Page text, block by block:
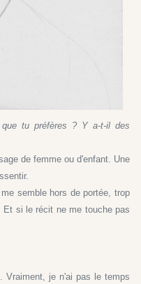
tu préfères ? Y a-t-il des
de femme ou d'enfant. Une
semble hors de portée, trop
Et si le récit ne me touche pas
Vraiment, je n'ai pas le temps